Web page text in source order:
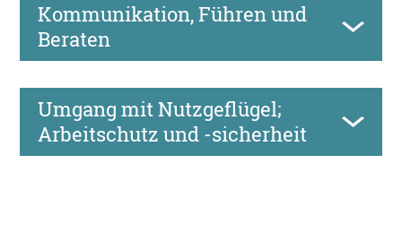
Kommunikation, Führen und
Beraten
Umgang mit Nutzgeflügel;
Arbeitschutz und -sicherheit